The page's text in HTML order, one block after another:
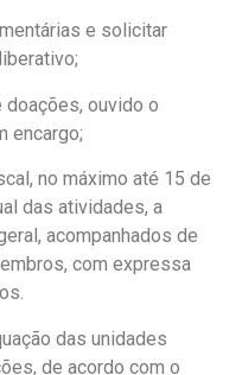
e solicitar
ouvido o
encargo;
no máximo até 15 de
das atividades, a
acompanhados de
com expressa
das unidades
de acordo com o